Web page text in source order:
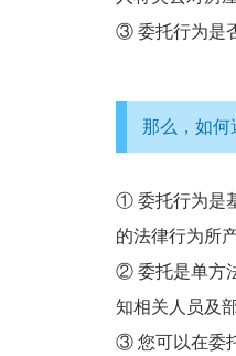
③ 委托行为是
那么，如何
① 委托行为是
的法律行为所
② 委托是单方
知相关人员及
③ 您可以在委